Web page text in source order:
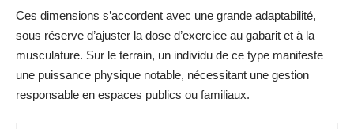
Ces dimensions s’accordent avec une grande adaptabilité,
sous réserve d’ajuster la dose d’exercice au gabarit et à la
musculature. Sur le terrain, un individu de ce type manifeste
une puissance physique notable, nécessitant une gestion
responsable en espaces publics ou familiaux.